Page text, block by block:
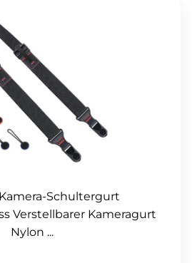
Schultergurt
Verstellbarer Kameragurt
Nylon ...